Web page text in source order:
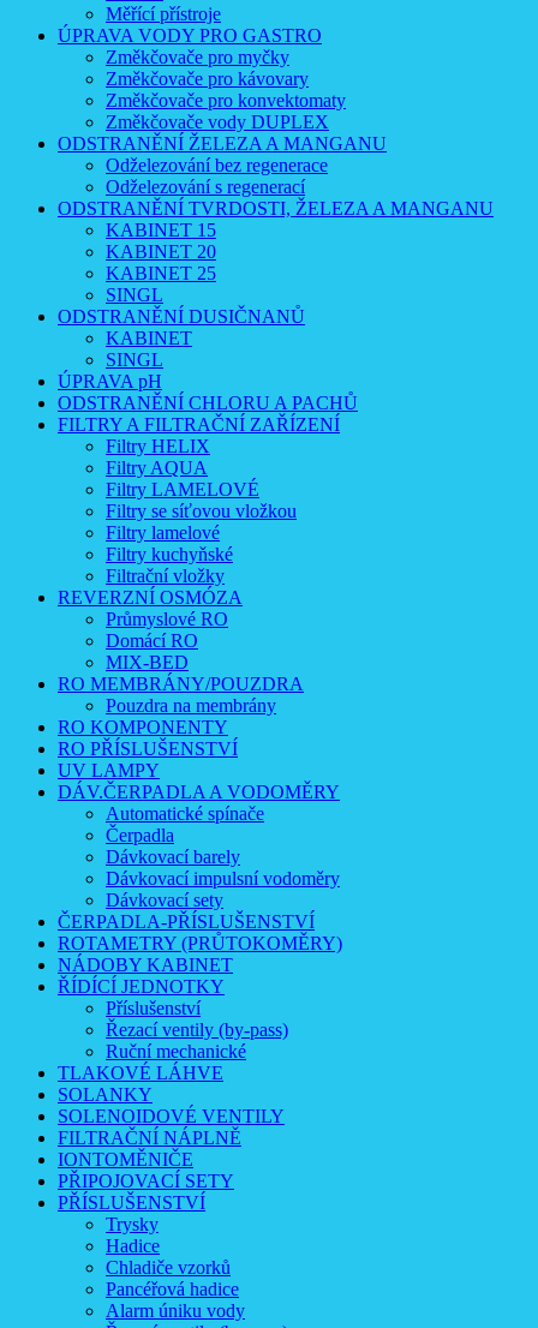
Měřící přístroje
ÚPRAVA VODY PRO GASTRO
Změkčovače pro myčky
Změkčovače pro kávovary
Změkčovače pro konvektomaty
Změkčovače vody DUPLEX
ODSTRANĚNÍ ŽELEZA A MANGANU
Odželezování bez regenerace
Odželezování s regenerací
ODSTRANĚNÍ TVRDOSTI, ŽELEZA A MANGANU
KABINET 15
KABINET 20
KABINET 25
SINGL
ODSTRANĚNÍ DUSIČNANŮ
KABINET
SINGL
ÚPRAVA pH
ODSTRANĚNÍ CHLORU A PACHŮ
FILTRY A FILTRAČNÍ ZAŘÍZENÍ
Filtry HELIX
Filtry AQUA
Filtry LAMELOVÉ
Filtry se síťovou vložkou
Filtry lamelové
Filtry kuchyňské
Filtrační vložky
REVERZNÍ OSMÓZA
Průmyslové RO
Domácí RO
MIX-BED
RO MEMBRÁNY/POUZDRA
Pouzdra na membrány
RO KOMPONENTY
RO PŘÍSLUŠENSTVÍ
UV LAMPY
DÁV.ČERPADLA A VODOMĚRY
Automatické spínače
Čerpadla
Dávkovací barely
Dávkovací impulsní vodoměry
Dávkovací sety
ČERPADLA-PŘÍSLUŠENSTVÍ
ROTAMETRY (PRŮTOKOMĚRY)
NÁDOBY KABINET
ŘÍDÍCÍ JEDNOTKY
Příslušenství
Řezací ventily (by-pass)
Ruční mechanické
TLAKOVÉ LÁHVE
SOLANKY
SOLENOIDOVÉ VENTILY
FILTRAČNÍ NÁPLNĚ
IONTOMĚNIČE
PŘIPOJOVACÍ SETY
PŘÍSLUŠENSTVÍ
Trysky
Hadice
Chladiče vzorků
Pancéřová hadice
Alarm úniku vody